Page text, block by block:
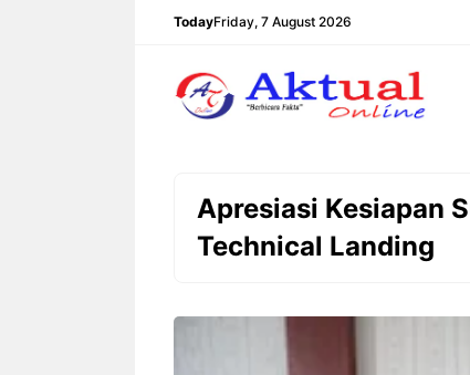
TodayFriday, 7 August 2026
Apresiasi Kesiapan
Technical Landing